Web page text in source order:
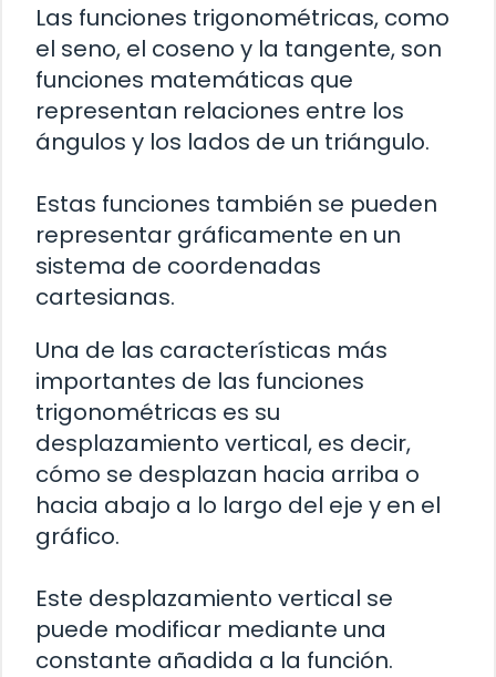
Las funciones trigonométricas, como
el seno, el coseno y la tangente, son
funciones matemáticas que
representan relaciones entre los
ángulos y los lados de un triángulo.
Estas funciones también se pueden
representar gráficamente en un
sistema de coordenadas
cartesianas.
Una de las características más
importantes de las funciones
trigonométricas es su
desplazamiento vertical, es decir,
cómo se desplazan hacia arriba o
hacia abajo a lo largo del eje y en el
gráfico.
Este desplazamiento vertical se
puede modificar mediante una
constante añadida a la función.